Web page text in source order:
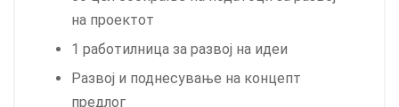
на проектот
1 работилница за развој на идеи
Развој и поднесување на концепт
предлог